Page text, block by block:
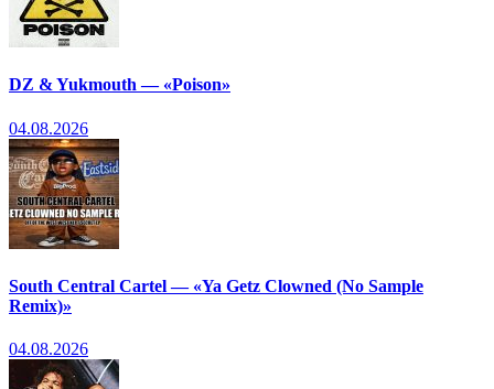
DZ & Yukmouth — «Poison»
04.08.2026
South Central Cartel — «Ya Getz Clowned (No Sample
Remix)»
04.08.2026